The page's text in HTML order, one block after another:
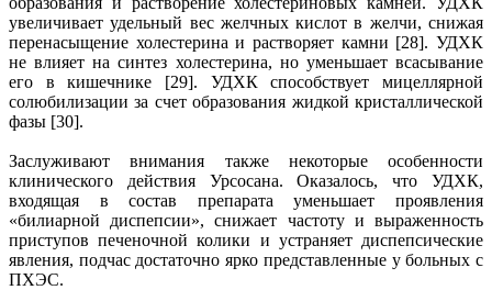
увеличивает удельный вес желчных кислот в желчи, снижая
перенасыщение холестерина и растворяет камни [28]. УДХК
не влияет на синтез холестерина, но уменьшает всасывание
его в кишечнике [29]. УДХК способствует мицеллярной
солюбилизации за счет образования жидкой кристаллической
фазы [30].
Заслуживают внимания также некоторые особенности
клинического действия Урсосана. Оказалось, что УДХК,
входящая в состав препарата уменьшает проявления
«билиарной диспепсии», снижает частоту и выраженность
приступов печеночной колики и устраняет диспепсические
явления, подчас достаточно ярко представленные у больных с
ПХЭС.